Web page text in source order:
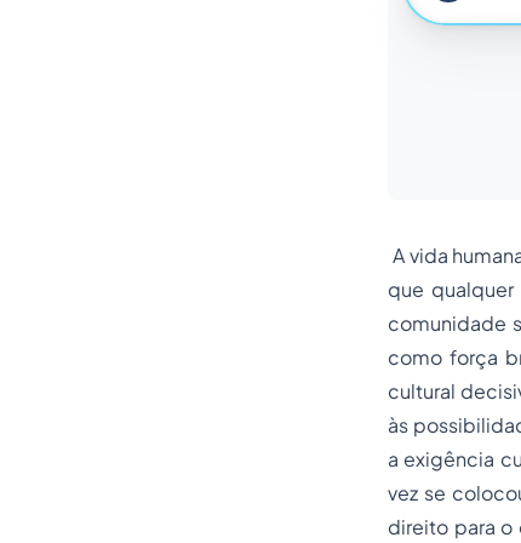
A vida
que
comunidade
como força
cultural
às
a exigência
vez se
direito para o